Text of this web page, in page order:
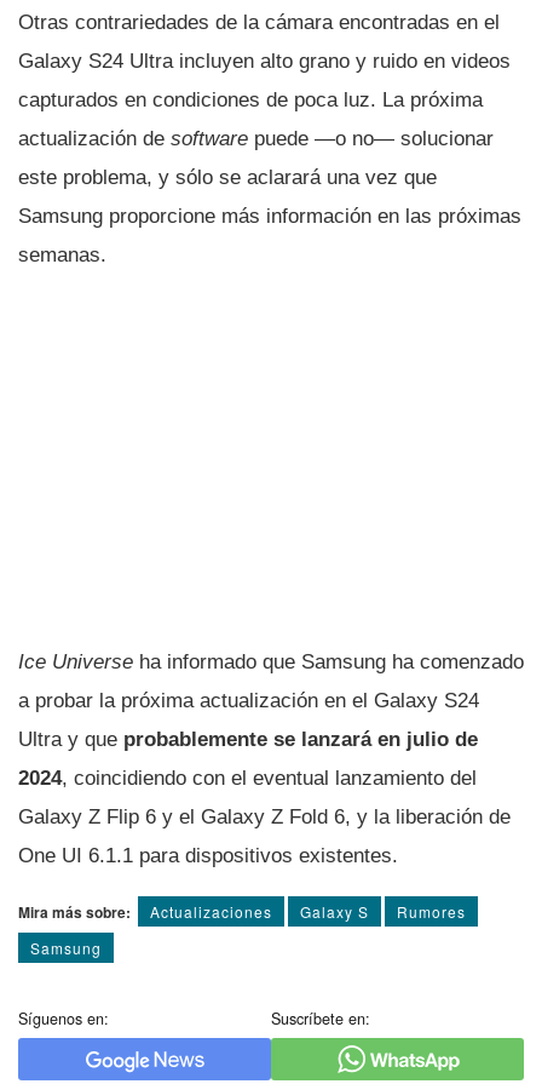
Otras contrariedades de la cámara encontradas en el
Galaxy S24 Ultra incluyen alto grano y ruido en videos
capturados en condiciones de poca luz. La próxima
actualización de software puede —o no— solucionar
este problema, y sólo se aclarará una vez que
Samsung proporcione más información en las próximas
semanas.
Ice Universe ha informado que Samsung ha comenzado
a probar la próxima actualización en el Galaxy S24
Ultra y que probablemente se lanzará en julio de
2024, coincidiendo con el eventual lanzamiento del
Galaxy Z Flip 6 y el Galaxy Z Fold 6, y la liberación de
One UI 6.1.1 para dispositivos existentes.
Mira más sobre: Actualizaciones Galaxy S
Rumores
Samsung
Síguenos en: Suscríbete en: